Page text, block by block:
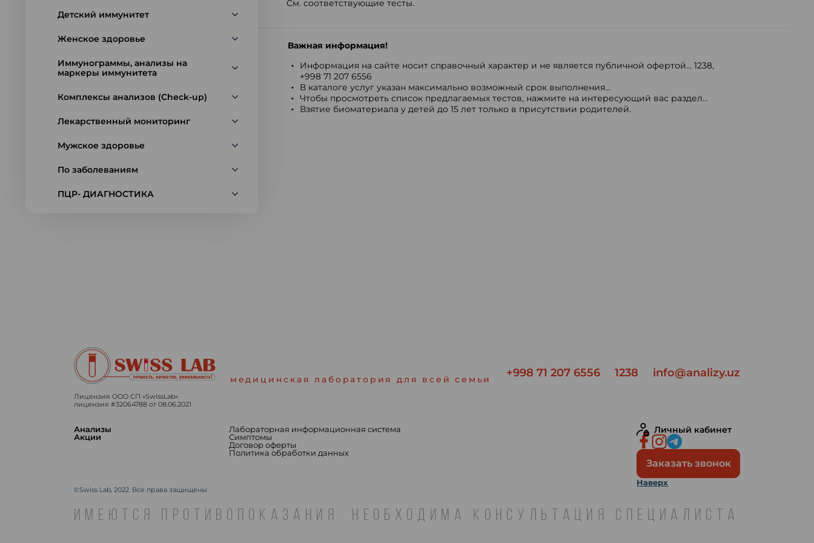
Детский иммунитет
Женское здоровье
Иммунограммы, анализы на
маркеры иммунитета
Комплексы анализов (Check-up)
Лекарственный мониторинг
Мужское здоровье
По заболеваниям
ПЦР- ДИАГНОСТИКА
См. соответствующие тесты.
Важная информация!
Информация на сайте носит справочный характер и не является публичной офертой... 1238,
+998 71 207 6556
В каталоге услуг указан максимально возможный срок выполнения...
Чтобы просмотреть список предлагаемых тестов, нажмите на интересующий вас раздел...
Взятие биоматериала у детей до 15 лет только в присутствии родителей.
медицинская лаборатория для всей семьи +998 71 207 6556 1238 info@analizy.uz
Лицензия ООО СП «SwissLab»
лицензия #32064788 от 08.06.2021
Анализы
Акции
Лабораторная информационная система
Симптомы
Договор оферты
Политика обработки данных
Личный кабинет
Заказать звонок
Наверх
©Swiss Lab, 2022. Все права защищены
ИМЕЮТСЯ ПРОТИВОПОКАЗАНИЯ. НЕОБХОДИМА КОНСУЛЬТАЦИЯ СПЕЦИАЛИСТА